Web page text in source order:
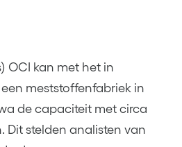
OCI kan met het in
meststoffenfabriek in
de capaciteit met circa
Dit stelden analisten van